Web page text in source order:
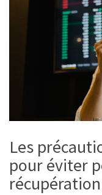
Les
pour éviter